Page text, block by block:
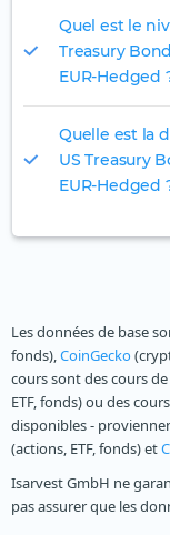
Quel est le
Treasury
EUR-Hedged
Quelle est la
US Treasury
EUR-Hedged
Les données de base
fonds),CoinGecko
cours sont des cours
ETF, fonds) ou des
disponibles -
(actions, ETF, fonds) et
Isarvest GmbH ne
pas assurer que les